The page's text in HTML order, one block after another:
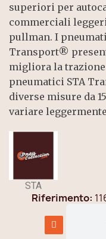
superiori per
commerciali
pullman. I
Transport®
migliora la trazione
pneumatici STA
diverse misure da
variare
STA
Riferimento